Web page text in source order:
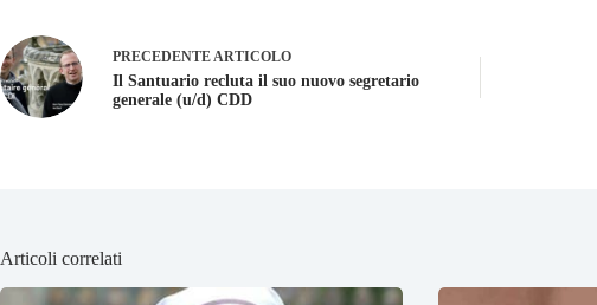
PRECEDENTE ARTICOLO
Il Santuario recluta il suo nuovo segretario
generale (u/d) CDD
Articoli correlati